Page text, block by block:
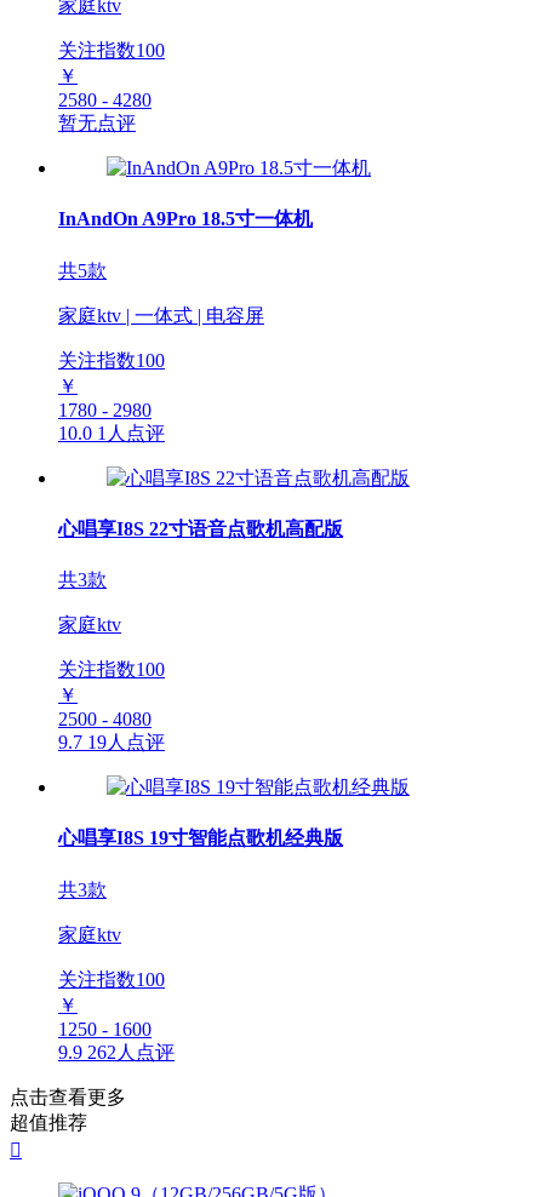
家庭ktv
关注指数100
￥
2580 - 4280
暂无点评
InAndOn A9Pro 18.5寸一体机
共5款
家庭ktv | 一体式 | 电容屏
关注指数100
￥
1780 - 2980
10.0 1人点评
心唱享I8S 22寸语音点歌机高配版
共3款
家庭ktv
关注指数100
￥
2500 - 4080
9.7 19人点评
心唱享I8S 19寸智能点歌机经典版
共3款
家庭ktv
关注指数100
￥
1250 - 1600
9.9 262人点评
点击查看更多
超值推荐
